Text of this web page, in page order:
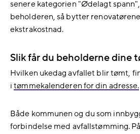
senere kategorien "Ødelagt
beholderen, så bytter
ekstrakostnad.
Slik får du beholderne dine
Hvilken ukedag avfallet blir tømt,
itømmekalenderen for din adresse.
Både kommunen og du som
forbindelse med avfallstømming.